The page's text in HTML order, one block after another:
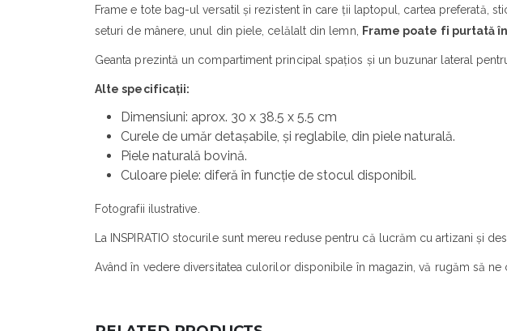
Frame e tote bag-ul versatil și rezistent în care ții laptopul, cartea preferată,
seturi de mânere, unul din piele, celălalt din lemn, Frame poate fi purtată
Geanta prezintă un compartiment principal spațios și un buzunar lateral
Alte specificații:
Dimensiuni: aprox. 30 x 38.5 x 5.5 cm
Curele de umăr detașabile, și reglabile, din piele naturală.
Piele naturală bovină.
Culoare piele: diferă în funcție de stocul disponibil.
Fotografii ilustrative.
La INSPIRATIO stocurile sunt mereu reduse pentru că lucrăm cu artizani și
Având în vedere diversitatea culorilor disponibile în magazin, vă rugăm să